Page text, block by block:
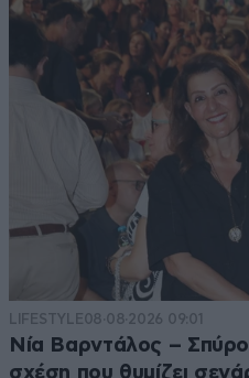
LIFESTYLE08·08·2026 09:01
Νία Βαρντάλος –
σχέση που θυμίζει